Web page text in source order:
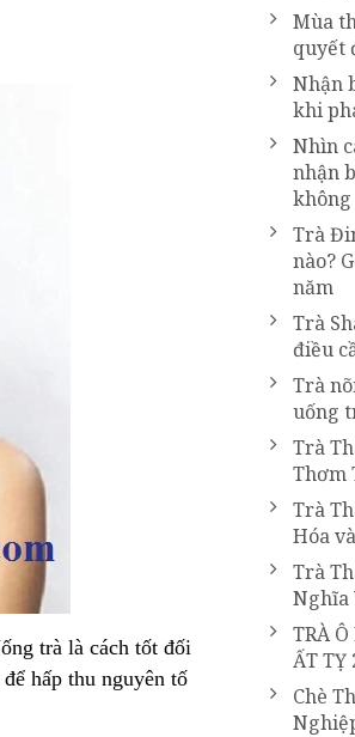
trà là cách tốt đối
hấp thu nguyên tố
Mùa
quyết
Nhận
khi
Nhìn
nhận
không
Trà
nào?
năm
Trà
điều
Trà
uống
Trà
Thơm
Trà
Hóa
Trà
Nghĩa
TRÀ
ẤT TỴ
Chè